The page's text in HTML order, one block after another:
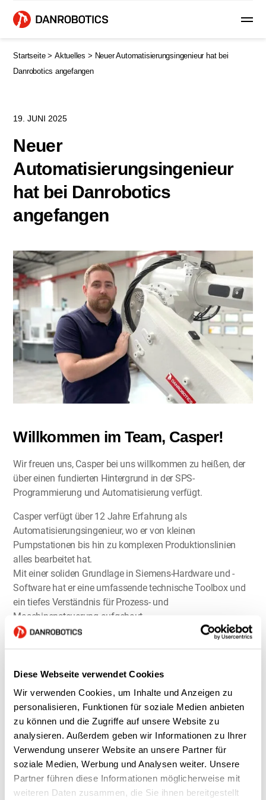
Diese Webseite verwendet Cookies
Wir verwenden Cookies, um Inhalte und Anzeigen zu
personalisieren, Funktionen für soziale Medien anbieten
zu können und die Zugriffe auf unsere Website zu
analysieren. Außerdem geben wir Informationen zu Ihrer
Verwendung unserer Website an unsere Partner für
soziale Medien, Werbung und Analysen weiter. Unsere
Partner führen diese Informationen möglicherweise mit
weiteren Daten zusammen, die Sie ihnen bereitgestellt
Startseite > Aktuelles > Neuer Automatisierungsingenieur hat bei
Danrobotics angefangen
19. JUNI 2025
Neuer
Automatisierungsingenieur
hat bei Danrobotics
angefangen
Willkommen im Team, Casper!
Wir freuen uns, Casper bei uns willkommen zu heißen, der
über einen fundierten Hintergrund in der SPS-
Programmierung und Automatisierung verfügt.
Casper verfügt über 12 Jahre Erfahrung als
Automatisierungsingenieur, wo er von kleinen
Pumpstationen bis hin zu komplexen Produktionslinien
alles bearbeitet hat.
Mit einer soliden Grundlage in Siemens-Hardware und -
Software hat er eine umfassende technische Toolbox und
ein tiefes Verständnis für Prozess- und
Maschinensteuerung aufgebaut.
Caspers Kompetenzen erstrecken sich auf Netzwerke,
Kommunikation und Protokolle, und er hat umfassende
Technologien – einschließlich Robotern und High-Level-
Programmierung in z.B. C#.
Casper ist gelernter Elektriker und hat sich zum
Automatisierungstechniker weitergebildet. Vielen von uns
ist er bereits ein vertrautes Gesicht – jetzt freuen wir uns,
ihn im Team zu haben, und die Projekte laufen bereits auf
Hochtouren!
Willkommen Casper – wir freuen uns auf die